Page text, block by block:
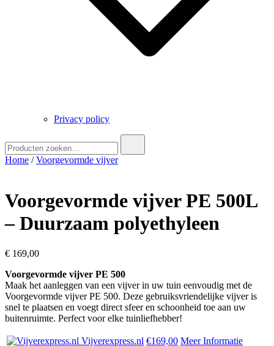
Privacy policy
naar:
Home /Voorgevormde vijver
Voorgevormde vijver PE 500L
– Duurzaam polyethyleen
€ 169,00
Voorgevormde vijver PE 500
Maak het aanleggen van een vijver in uw tuin eenvoudig met de
Voorgevormde vijver PE 500. Deze gebruiksvriendelijke vijver is
snel te plaatsen en voegt direct sfeer en schoonheid toe aan uw
buitenruimte. Perfect voor elke tuinliefhebber!
Vijverexpress.nl €169,00 Meer Informatie